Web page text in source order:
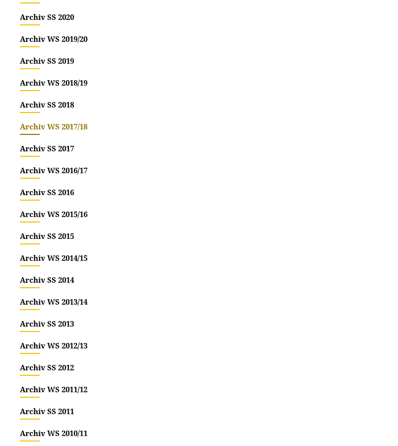
Archiv SS 2020
Archiv WS 2019/20
Archiv SS 2019
Archiv WS 2018/19
Archiv SS 2018
Archiv WS 2017/18
Archiv SS 2017
Archiv WS 2016/17
Archiv SS 2016
Archiv WS 2015/16
Archiv SS 2015
Archiv WS 2014/15
Archiv SS 2014
Archiv WS 2013/14
Archiv SS 2013
Archiv WS 2012/13
Archiv SS 2012
Archiv WS 2011/12
Archiv SS 2011
Archiv WS 2010/11